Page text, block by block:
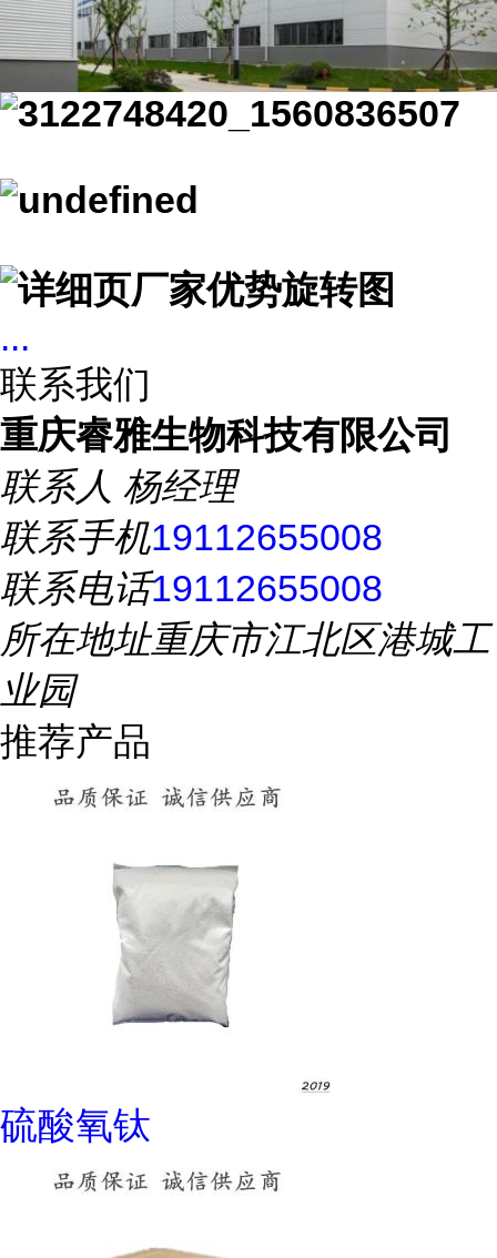
...
联系我们
重庆睿雅生物科技有限公司
联系人 杨经理
联系手机19112655008
联系电话19112655008
所在地址重庆市江北区港城工
业园
推荐产品
硫酸氧钛